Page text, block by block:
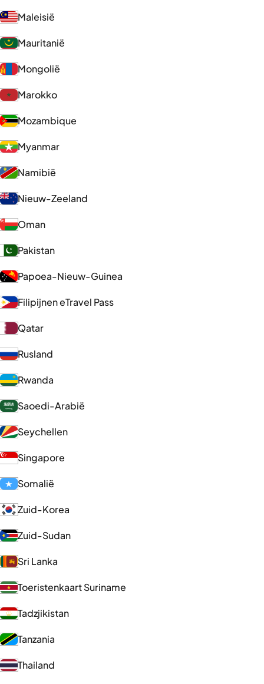
Maleisië
Mauritanië
Mongolië
Marokko
Mozambique
Myanmar
Namibië
Nieuw-Zeeland
Oman
Pakistan
Papoea-Nieuw-Guinea
Filipijnen eTravel Pass
Qatar
Rusland
Rwanda
Saoedi-Arabië
Seychellen
Singapore
Somalië
Zuid-Korea
Zuid-Sudan
Sri Lanka
Toeristenkaart Suriname
Tadzjikistan
Tanzania
Thailand